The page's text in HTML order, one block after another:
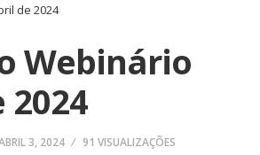
de 2024
Webinário
3, 2024 91 VISUALIZAÇÕES